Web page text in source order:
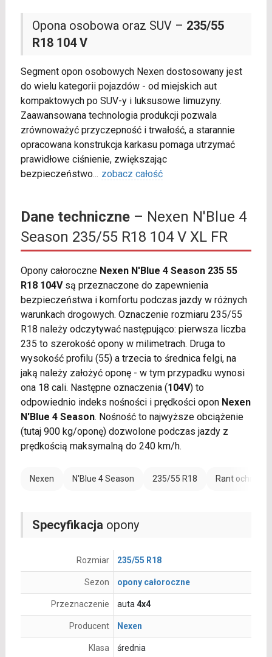
Opona osobowa oraz SUV – 235/55
R18 104 V
Segment opon osobowych Nexen dostosowany jest
do wielu kategorii pojazdów - od miejskich aut
kompaktowych po SUV-y i luksusowe limuzyny.
Zaawansowana technologia produkcji pozwala
zrównoważyć przyczepność i trwałość, a starannie
opracowana konstrukcja karkasu pomaga utrzymać
prawidłowe ciśnienie, zwiększając
bezpieczeństwo... zobacz całość
Dane techniczne– Nexen N'Blue 4
Season 235/55 R18 104 V XL FR
Opony całoroczne Nexen N'Blue 4 Season 235 55
R18 104Vsą przeznaczone do zapewnienia
bezpieczeństwa i komfortu podczas jazdy w różnych
warunkach drogowych. Oznaczenie rozmiaru 235/55
R18 należy odczytywać następująco: pierwsza liczba
235 to szerokość opony w milimetrach. Druga to
wysokość profilu (55) a trzecia to średnica felgi, na
jaką należy założyć oponę - w tym przypadku wynosi
ona 18 cali. Następne oznaczenia (104V) to
odpowiednio indeks nośności i prędkości opon Nexen
N'Blue 4 Season. Nośność to najwyższe obciążenie
(tutaj 900 kg/oponę) dozwolone podczas jazdy z
prędkością maksymalną do 240 km/h.
Nexen N'Blue 4 Season 235/55 R18 Rant
Specyfikacja opony
Rozmiar 235/55 R18
Sezon opony całoroczne
Przeznaczenie auta 4x4
Producent Nexen
Klasa średnia